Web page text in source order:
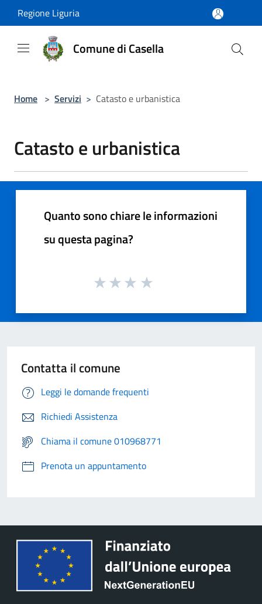
Salta al contenuto principale
Regione Liguria
Comune di Casella
Home > Servizi > Catasto e urbanistica
Catasto e urbanistica
Quanto sono chiare le informazioni
su questa pagina?
Contatta il comune
Leggi le domande frequenti
Richiedi Assistenza
Chiama il comune 010968771
Prenota un appuntamento